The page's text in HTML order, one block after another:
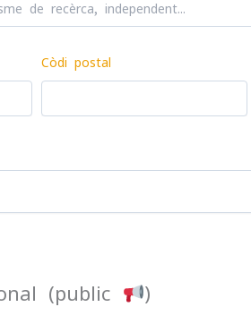
Còdi postal
(public ︎)